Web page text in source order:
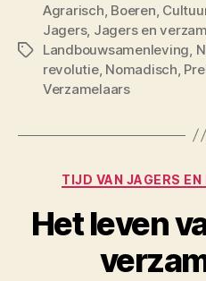
Tags
Agrarisch Boeren
Jagers, Jagers en
Landbouwsamenleving
revolutie, Nomadisch
Verzamelaars
TIJD VAN JAGERS EN
Het leven